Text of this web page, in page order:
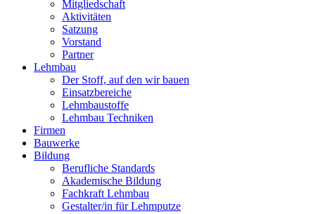
Mitgliedschaft
Aktivitäten
Satzung
Vorstand
Partner
Lehmbau
Der Stoff, auf den wir bauen
Einsatzbereiche
Lehmbaustoffe
Lehmbau Techniken
Firmen
Bauwerke
Bildung
Berufliche Standards
Akademische Bildung
Fachkraft Lehmbau
Gestalter/in für Lehmputze